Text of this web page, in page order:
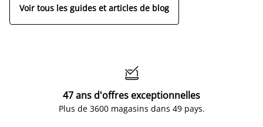
Voir tous les guides et articles de blog

47 ans d'offres exceptionnelles
Plus de 3600 magasins dans 49 pays.